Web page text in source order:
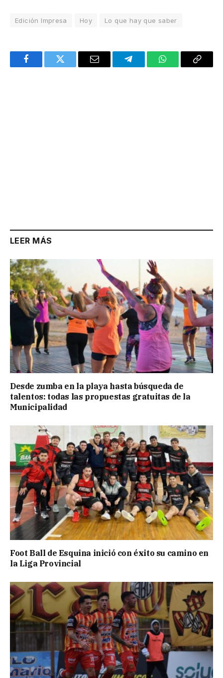
Edición Impresa Hoy Lo que hay que saber
FacebookTwitter Email TelegramWhatsAppCopy
LEER MÁS
Desde zumba en la playa hasta búsqueda de
talentos: todas las propuestas gratuitas de la
Municipalidad
Foot Ball de Esquina inició con éxito su camino en
la Liga Provincial